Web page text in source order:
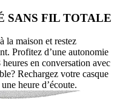
SANS FIL TOTALE
la maison et restez
Profitez d’une autonomie
en conversation avec
Rechargez votre casque
heure d’écoute.